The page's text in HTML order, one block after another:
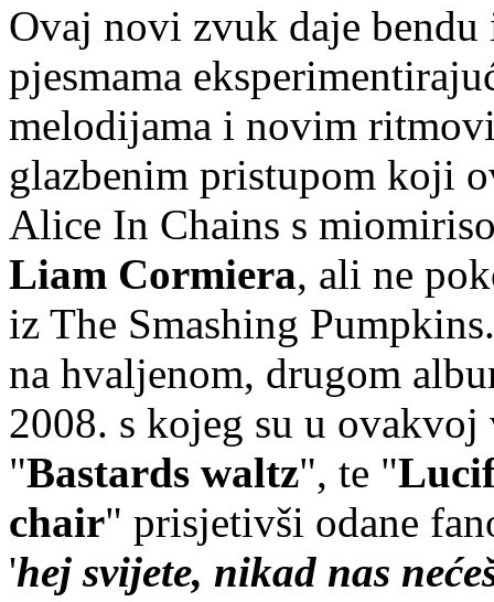
Ovaj novi zvuk daje
pjesmama
melodijama i novim
glazbenim pristupom koji
Alice In Chains s
Liam Cormiera, ali ne
iz The Smashing
na hvaljenom, drugom
2008. s kojeg su u
"Bastards waltz", te "
chair" prisjetivši odane
'hej svijete, nikad nas